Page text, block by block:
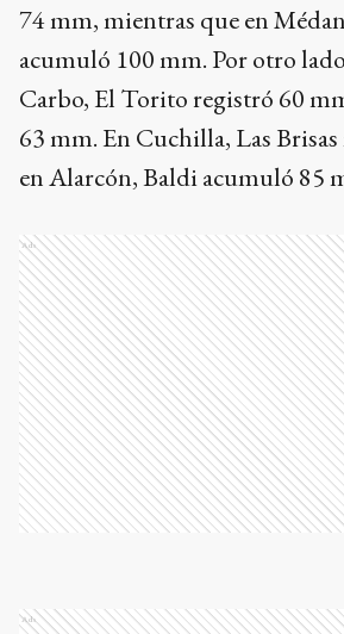
74 mm, mientras que en
acumuló 100 mm. Por otro
Carbo, El Torito registró 60
63 mm. En Cuchilla, Las
en Alarcón, Baldi acumuló 85
Ads
Ads